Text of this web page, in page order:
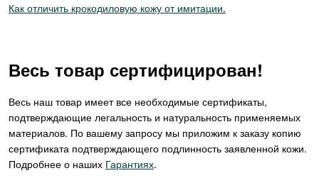
Как отличить крокодиловую кожу от имитации.
Весь товар сертифицирован!
Весь наш товар имеет все необходимые сертификаты,
подтверждающие легальность и натуральность применяемых
материалов. По вашему запросу мы приложим к заказу копию
сертификата подтверждающего подлинность заявленной кожи.
Подробнее о наших Гарантиях.